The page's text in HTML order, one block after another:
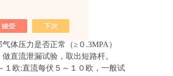
体压力是否正常（≥０.3MPA）
直流泄漏试验，取出短路杆。
每伏0.3～１欧:直流每伏５～１０